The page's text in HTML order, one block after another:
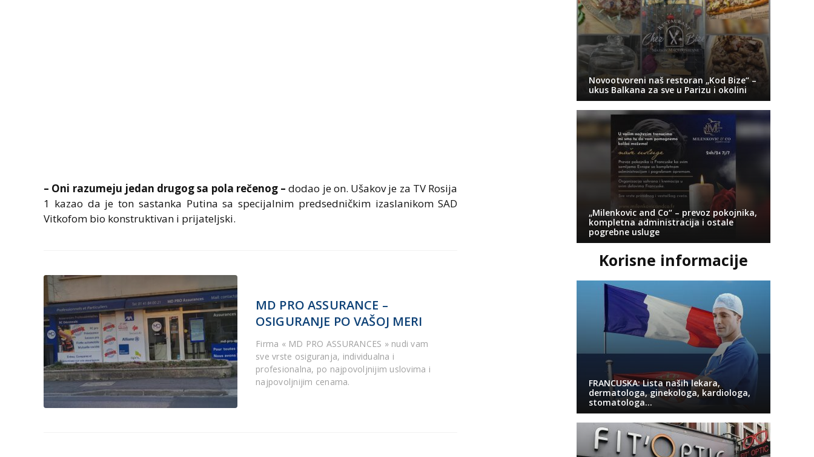
– Oni razumeju jedan drugog sa pola rečenog – dodao je on. Ušakov je za TV Rosija
1 kazao da je ton sastanka Putina sa specijalnim predsedničkim izaslanikom SAD
Vitkofom bio konstruktivan i prijateljski.
MD PRO ASSURANCE –
OSIGURANJE PO VAŠOJ MERI
Firma « MD PRO ASSURANCES » nudi vam
sve vrste osiguranja, individualna i
profesionalna, po najpovoljnijim uslovima i
najpovoljnijim cenama.
Novootvoreni naš restoran „Kod Bize“ –
ukus Balkana za sve u Parizu i okolini
„Milenkovic and Co“ – prevoz pokojnika,
kompletna administracija i ostale
pogrebne usluge
Korisne informacije
FRANCUSKA: Lista naših lekara,
dermatologa, ginekologa, kardiologa,
stomatologa…